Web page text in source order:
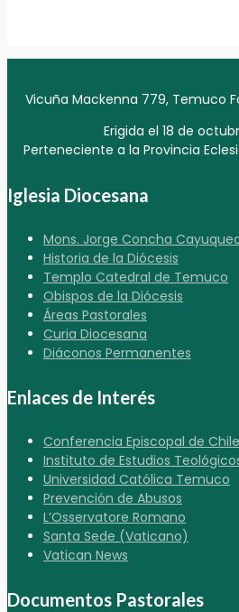
Vicuña Mackenna 779, Temuco
Erigida el 18 de
Perteneciente a la Provincia
Iglesia Diocesana
Mons. Jorge Concha
Historia de la Diócesis
Templo Catedral de Temuco
Obispos de la Diócesis
Áreas Pastorales
Curia Diocesana
Diáconos Permanentes
Enlaces de Interés
Conferencia Episcopal de Chile
Instituto de Estudios
Universidad Católica Temuco
Prevención de Abusos
L’Osservatore Romano
Santa Sede (Vaticano)
Vatican News
Documentos Pastorales